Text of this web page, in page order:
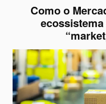
Como o